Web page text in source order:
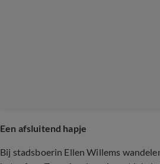
Een afsluitend hapje
Bij stadsboerin Ellen Willems